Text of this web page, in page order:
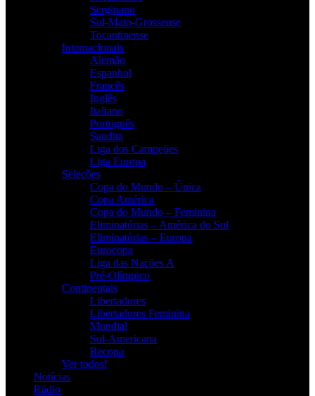
Sergipano
Sul-Mato-Grossense
Tocantinense
Internacionais
Alemão
Espanhol
Francês
Inglês
Italiano
Português
Saudita
Liga dos Campeões
Liga Europa
Seleções
Copa do Mundo – Única
Copa América
Copa do Mundo – Feminina
Eliminatórias – América do Sul
Eliminatórias – Europa
Eurocopa
Liga das Nações A
Pré-Olímpico
Continentais
Libertadores
Libertadores Feminina
Mundial
Sul-Americana
Recopa
Ver todos!
Notícias
Rádio